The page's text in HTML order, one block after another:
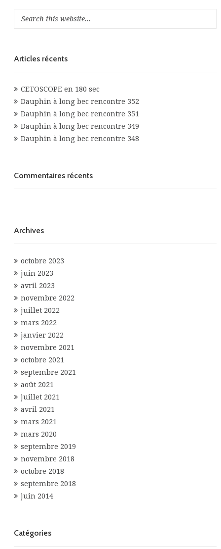
Articles récents
CETOSCOPE en 180 sec
Dauphin à long bec rencontre 352
Dauphin à long bec rencontre 351
Dauphin à long bec rencontre 349
Dauphin à long bec rencontre 348
Commentaires récents
Archives
octobre 2023
juin 2023
avril 2023
novembre 2022
juillet 2022
mars 2022
janvier 2022
novembre 2021
octobre 2021
septembre 2021
août 2021
juillet 2021
avril 2021
mars 2021
mars 2020
septembre 2019
novembre 2018
octobre 2018
septembre 2018
juin 2014
Catégories